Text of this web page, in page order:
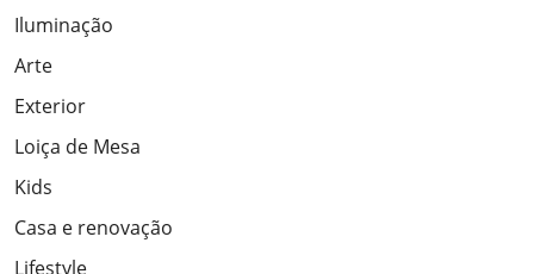
Iluminação
Arte
Exterior
Loiça de Mesa
Kids
Casa e renovação
Lifestyle